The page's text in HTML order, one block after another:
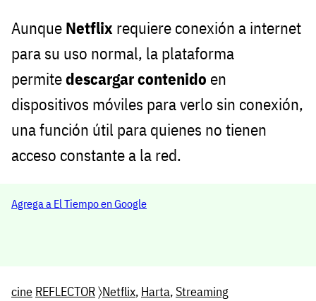
Aunque Netflix requiere conexión a internet
para su uso normal, la plataforma
permitedescargar contenido en
dispositivos móviles para verlo sin conexión,
una función útil para quienes no tienen
acceso constante a la red.
Agrega a El Tiempo en Google
cine REFLECTOR〉Netflix, Harta, Streaming